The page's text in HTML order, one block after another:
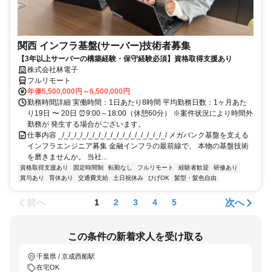
関西 インフラ基盤(サーバー)技術者募集
【3年以上サーバーの構築経験・保守経験必須】資格取得支援あり
株式会社林電子
フルリモート
年俸5,500,000円～6,500,000円
勤務時間詳細 実働時間：1日あたり8時間 平均勤務日数：1ヶ月あた
り19日 〜 20日 ⏰9:00～18:00（休憩60分） ※案件状況により時間外
勤務が 発生する場合がございます。
仕事内容 _/_/_/_/_/_/_/_/_/_/_/_/_/_/_/_/_/_/ メガバンク基盤を支える
インフラエンジニア募集 金融インフラの最前線で、 本物の基盤技術
を磨きませんか。 当社...
資格取得支援あり 固定時間制 転勤なし フルリモート 経験者歓迎
研修あり
賞与あり
育休あり 交通費支給 土日祝休み ひげOK 髪型・髪色自由
前へ 1 2 3 4 5 次へ
この条件の新着求人を受け取る
千葉県 / 京成西船駅
在宅OK